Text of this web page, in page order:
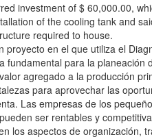
investment of $ 60,000.00,
of the cooling tank and
required to house.
proyecto en el que utiliza el
fundamental para la planeación
agregado a la producción
para aprovechar las
Las empresas de los
ser rentables y
los aspectos de organización,